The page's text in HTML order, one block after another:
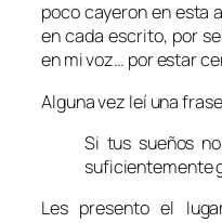
poco cayeron en esta
en cada escrito, por
en mi voz… por estar
Alguna vez leí una
Si tus sueños
suficientemente
Les presento el